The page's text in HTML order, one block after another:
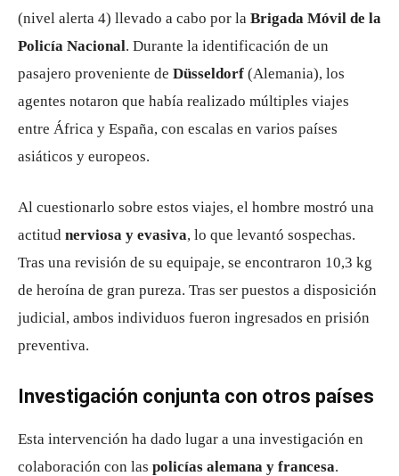
(nivel alerta 4) llevado a cabo por la Brigada Móvil de la
Policía Nacional. Durante la identificación de un
pasajero proveniente de Düsseldorf (Alemania), los
agentes notaron que había realizado múltiples viajes
entre África y España, con escalas en varios países
asiáticos y europeos.
Al cuestionarlo sobre estos viajes, el hombre mostró una
actitud nerviosa y evasiva, lo que levantó sospechas.
Tras una revisión de su equipaje, se encontraron 10,3 kg
de heroína de gran pureza. Tras ser puestos a disposición
judicial, ambos individuos fueron ingresados en prisión
preventiva.
Investigación conjunta con otros países
Esta intervención ha dado lugar a una investigación en
colaboración con las policías alemana y francesa.